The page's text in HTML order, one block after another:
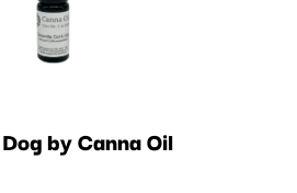
by Canna Oil